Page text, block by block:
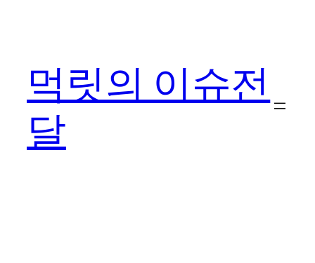
먹릿의 이슈전
달